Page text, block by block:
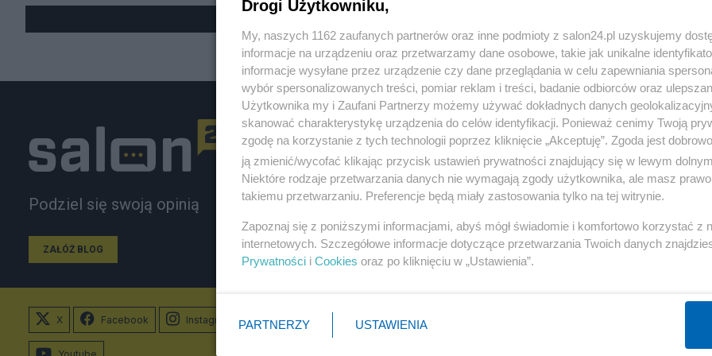
Podziel się swoją opinią
ZAŁÓŻ BLOG
Polityka
Rosja
PiS
Prezydent
NATO
Gospodarka
Biznes
Pieniądze
Centralny Port Komunikacyjny
Inwestycje
Podatki
X Facebook Instagram
Youtube
Drogi Użytkowniku,
My, naszych 1162 zaufanych partnerów oraz inne podmioty z salon24.pl uzyskujemy
informacje na urządzeniu oraz przetwarzamy dane osobowe, takie jak unikalne
informacje wysyłane przez urządzenie czy dane przeglądania w celu zapewniania
wybór spersonalizowanych treści, pomiar reklam i treści, badanie odbiorców oraz
Użytkownika my i Zaufani Partnerzy możemy używać dokładnych danych
skanować charakterystykę urządzenia do celów identyfikacji. Ponieważ cenimy Twoją
zgodę na korzystanie z tych technologii poprzez kliknięcie „Akceptuję”. Zgoda jest
ją zmienić/wycofać klikając przycisk ustawień prywatności znajdujący się w lewym
Niektóre rodzaje przetwarzania danych nie wymagają zgody użytkownika, ale masz
takiemu przetwarzaniu. Preferencje będą miały zastosowania tylko na tej witrynie.
Zapoznaj się z poniższymi informacjami, abyś mógł świadomie i komfortowo korzystać z
internetowych. Szczegółowe informacje dotyczące przetwarzania Twoich danych
Prywatności i Cookies oraz po kliknięciu w „Ustawienia”.
PARTNERZY USTAWIENIA